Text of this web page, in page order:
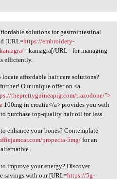
solutions
solutions for gastrointestinal
[URL=https://embroidery-
- kamagra[/URL - for managing
efficiently.
affordable hair care solutions?
Our unique offer on <a
theprettyguineapig.com/trazodone/">
100mg in croatia</a> provides you with
to purchase top-quality hair oil for less.
enhance your bones? Contemplate
propecia-5mg/for an
improve your energy? Discover
savings with our [URL=https://5g-